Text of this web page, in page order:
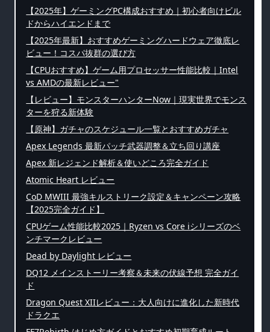
【2025年】ゲーミングPC構成おすすめ｜初心者向けビル
ドからハイエンドまで
【2025年最新】おすすめゲーミングハードウェア徹底レ
ビュー！コスパ抜群の選び方
【CPUおすすめ】ゲーム用プロセッサー性能比較｜Intel
vs AMDの最新レビュー"
【レビュー】モンスターハンターNow｜現実世界でモンス
ターを狩る新体験
【原神】ガチャのスケジュール一覧とおすすめガチャ
Apex Legends 最新パッチ武器調整＆立ち回り講座
Apex 新レジェンド解析＆使いどころ完全ガイド
Atomic Heart レビュー
CoD MWIII 最強キルストリーク設定＆キャンペーン攻略
【2025完全ガイド】
CPUゲーム性能比較2025｜Ryzen vs Core iシリーズのベ
ンチマークレビュー
Dead by Daylight レビュー
DQ12 メインストーリー考察＆未来の伏線予想 完全ガイ
ド
Dragon Quest XIIレビュー：大人向けに進化した新時代
ドラクエ